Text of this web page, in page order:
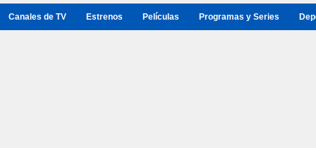
Canales de TV Estrenos Películas Programas y Series